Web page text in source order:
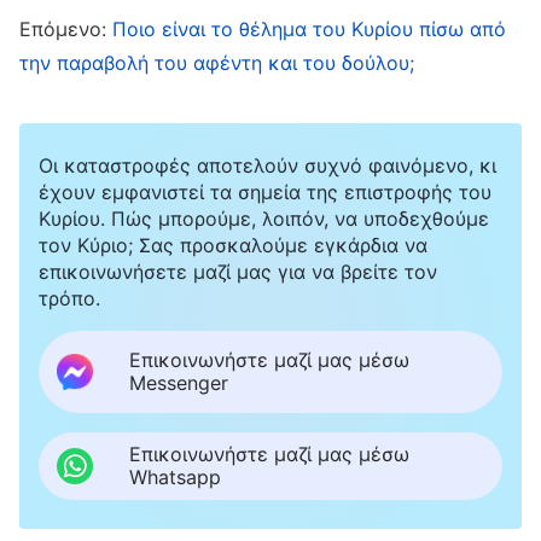
πια υπό τον νόμο, πως είχε αφήσει τους
περιορισμούς του Σαββάτου και εμφανιζόταν
νέα μορφή, με νέο τρόπο εργασίας. Η ενέργειά
Του αυτή έδειξε στους ανθρώπους πως είχε
φέρει μαζί Του νέο έργο που ξεκίνησε με την
έξοδο από τον νόμο και με την έξοδο από το
Σάββατο. Όταν ο Θεός εκτελούσε το νέο Του
παρελθόν και δεν Τον απασχολούσαν πια οι
κανονισμοί της Εποχής του Νόμου. Επιπλέον,
δεν επηρεαζόταν από το έργο Του στην
προηγούμενη εποχή, αλλά εργαζόταν, όπως
Επόμενο: Ποιο είναι το θέλημα του Κυρίου πίσω από
την παραβολή του αφέντη και του δούλου;
Οι καταστροφές αποτελούν συχνό φαινόμενο, κι
έχουν εμφανιστεί τα σημεία της επιστροφής του
Κυρίου. Πώς μπορούμε, λοιπόν, να υποδεχθούμε
τον Κύριο; Σας προσκαλούμε εγκάρδια να
επικοινωνήσετε μαζί μας για να βρείτε τον
τρόπο.
Επικοινωνήστε μαζί μας μέσω
Messenger
Επικοινωνήστε μαζί μας μέσω
Whatsapp